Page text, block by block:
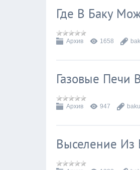
Где В Баку
Архив 1658
Газовые Печи
Архив 947
Выселение Из